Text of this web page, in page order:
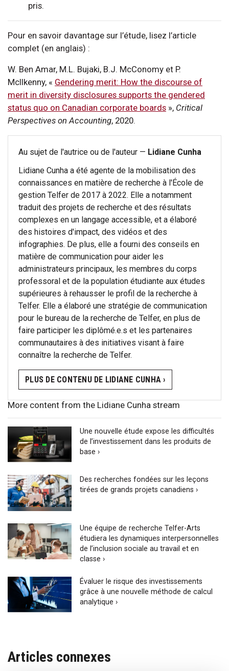
pris.
Pour en savoir davantage sur l’étude, lisez l’article
complet (en anglais) :
W. Ben Amar, M.L. Bujaki, B.J. McConomy et P.
McIlkenny, « Gendering merit: How the discourse of
merit in diversity disclosures supports the gendered
status quo on Canadian corporate boards », Critical
Perspectives on Accounting, 2020.
Au sujet de l'autrice ou de l'auteur — Lidiane Cunha
Lidiane Cunha a été agente de la mobilisation des
connaissances en matière de recherche à l'École de
gestion Telfer de 2017 à 2022. Elle a notamment
traduit des projets de recherche et des résultats
complexes en un langage accessible, et a élaboré
des histoires d'impact, des vidéos et des
infographies. De plus, elle a fourni des conseils en
matière de communication pour aider les
administrateurs principaux, les membres du corps
professoral et de la population étudiante aux études
supérieures à rehausser le profil de la recherche à
Telfer. Elle a élaboré une stratégie de communication
pour le bureau de la recherche de Telfer, en plus de
faire participer les diplômé.e.s et les partenaires
communautaires à des initiatives visant à faire
connaître la recherche de Telfer.
PLUS DE CONTENU DE LIDIANE CUNHA ›
More content from the Lidiane Cunha stream
Une nouvelle étude expose les difficultés
de l’investissement dans les produits de
base ›
Des recherches fondées sur les leçons
tirées de grands projets canadiens ›
Une équipe de recherche Telfer-Arts
étudiera les dynamiques interpersonnelles
de l’inclusion sociale au travail et en
classe ›
Évaluer le risque des investissements
grâce à une nouvelle méthode de calcul
analytique ›
Articles connexes